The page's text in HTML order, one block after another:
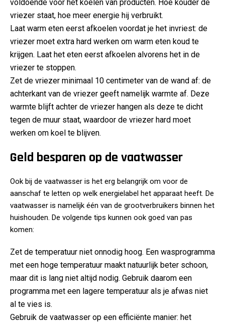
voldoende voor het koelen van producten. Hoe kouder de
vriezer staat, hoe meer energie hij verbruikt.
Laat warm eten eerst afkoelen voordat je het invriest: de
vriezer moet extra hard werken om warm eten koud te
krijgen. Laat het eten eerst afkoelen alvorens het in de
vriezer te stoppen.
Zet de vriezer minimaal 10 centimeter van de wand af: de
achterkant van de vriezer geeft namelijk warmte af. Deze
warmte blijft achter de vriezer hangen als deze te dicht
tegen de muur staat, waardoor de vriezer hard moet
werken om koel te blijven.
Geld besparen op de vaatwasser
Ook bij de vaatwasser is het erg belangrijk om voor de
aanschaf te letten op welk energielabel het apparaat heeft. De
vaatwasser is namelijk één van de grootverbruikers binnen het
huishouden. De volgende tips kunnen ook goed van pas
komen:
Zet de temperatuur niet onnodig hoog. Een wasprogramma
met een hoge temperatuur maakt natuurlijk beter schoon,
maar dit is lang niet altijd nodig. Gebruik daarom een
programma met een lagere temperatuur als je afwas niet
al te vies is.
Gebruik de vaatwasser op een efficiënte manier: het